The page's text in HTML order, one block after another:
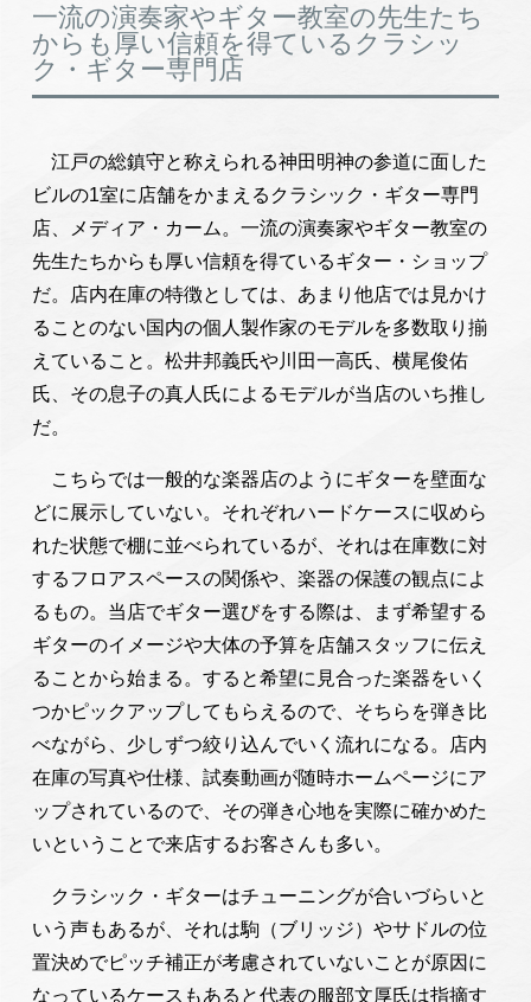
一流の演奏家やギター教室の先生たち
からも厚い信頼を得ているクラシッ
ク・ギター専門店
江戸の総鎮守と称えられる神田明神の参道に面した
ビルの1室に店舗をかまえるクラシック・ギター専門
店、メディア・カーム。一流の演奏家やギター教室の
先生たちからも厚い信頼を得ているギター・ショップ
だ。店内在庫の特徴としては、あまり他店では見かけ
ることのない国内の個人製作家のモデルを多数取り揃
えていること。松井邦義氏や川田一高氏、横尾俊佑
氏、その息子の真人氏によるモデルが当店のいち推し
だ。
こちらでは一般的な楽器店のようにギターを壁面な
どに展示していない。それぞれハードケースに収めら
れた状態で棚に並べられているが、それは在庫数に対
するフロアスペースの関係や、楽器の保護の観点によ
るもの。当店でギター選びをする際は、まず希望する
ギターのイメージや大体の予算を店舗スタッフに伝え
ることから始まる。すると希望に見合った楽器をいく
つかピックアップしてもらえるので、そちらを弾き比
べながら、少しずつ絞り込んでいく流れになる。店内
在庫の写真や仕様、試奏動画が随時ホームページにア
ップされているので、その弾き心地を実際に確かめた
いということで来店するお客さんも多い。
クラシック・ギターはチューニングが合いづらいと
いう声もあるが、それは駒（ブリッジ）やサドルの位
置決めでピッチ補正が考慮されていないことが原因に
なっているケースもあると代表の服部文厚氏は指摘す